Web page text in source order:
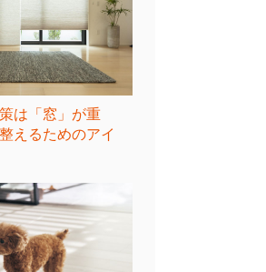
は「窓」が重
えるためのアイ